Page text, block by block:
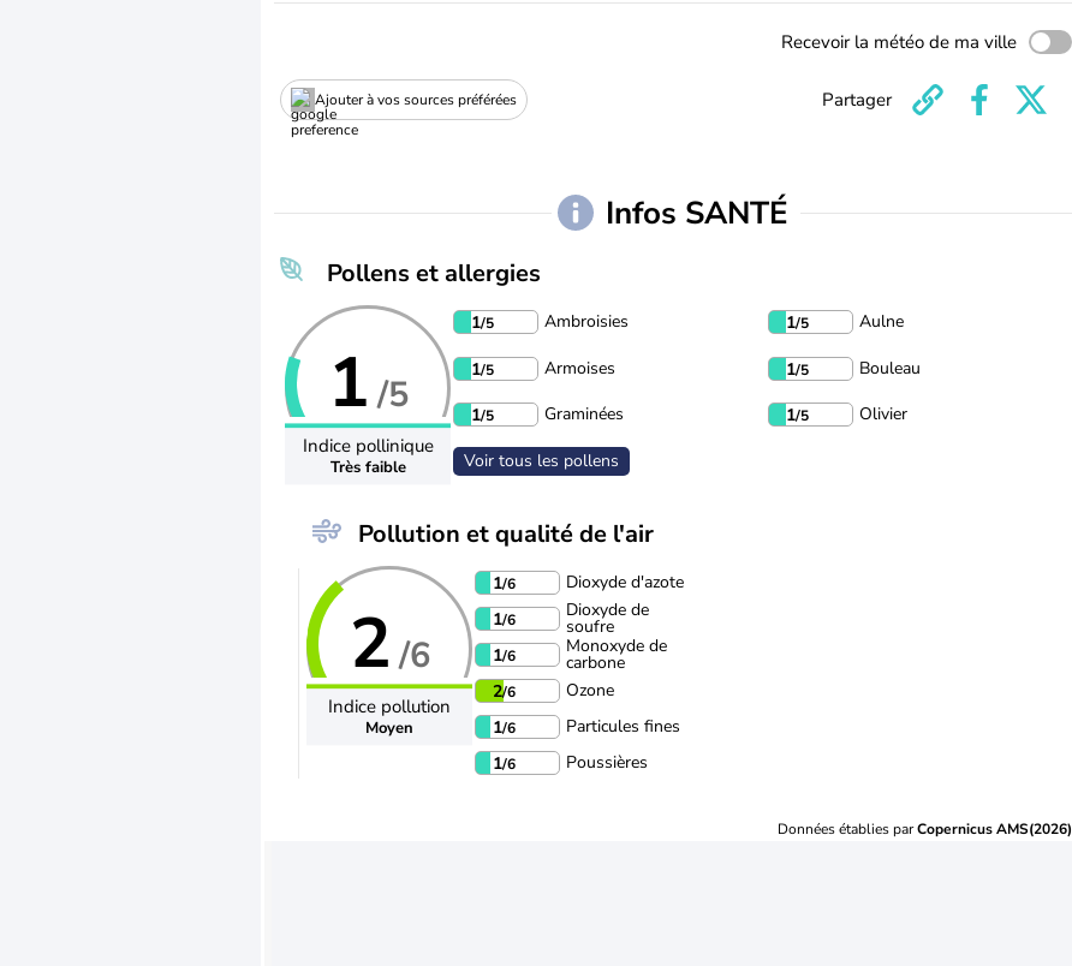
Recevoir la météo de ma ville
Ajouter à vos sources préférées Partager
Infos SANTÉ
Pollens et allergies
1 /5
Indice pollinique
Très faible
1/5 Ambroisies 1/5 Aulne
1/5 Armoises 1/5 Bouleau
1/5 Graminées 1/5 Olivier
Voir tous les pollens
Pollution et qualité de l'air
2 /6
Indice pollution
Moyen
1/6
Dioxyde d'azote
1/6 Dioxyde de
soufre
1/6 Monoxyde de
carbone
2/6
Ozone
1/6
Particules fines
1/6 Poussières
Données établies parCopernicus AMS(2026)